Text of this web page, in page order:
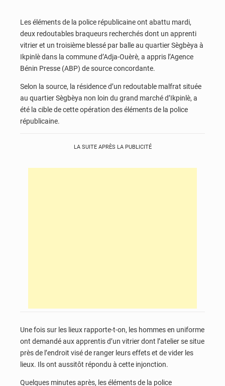
Les éléments de la police républicaine ont abattu mardi,
deux redoutables braqueurs recherchés dont un apprenti
vitrier et un troisième blessé par balle au quartier Sègbèya à
Ikpinlè dans la commune d’Adja-Ouèrè, a appris l’Agence
Bénin Presse (ABP) de source concordante.
Selon la source, la résidence d’un redoutable malfrat située
au quartier Sègbèya non loin du grand marché d’Ikpinlè, a
été la cible de cette opération des éléments de la police
républicaine.
LA SUITE APRÈS LA PUBLICITÉ
Une fois sur les lieux rapporte-t-on, les hommes en uniforme
ont demandé aux apprentis d’un vitrier dont l’atelier se situe
près de l’endroit visé de ranger leurs effets et de vider les
lieux. Ils ont aussitôt répondu à cette injonction.
Quelques minutes après, les éléments de la police